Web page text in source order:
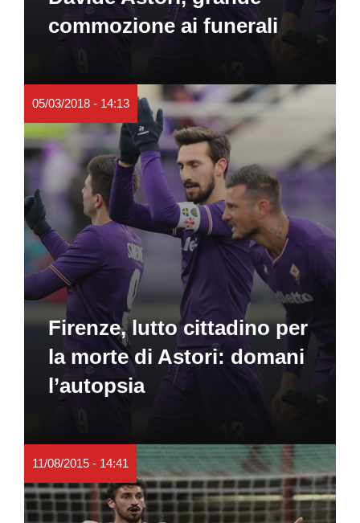
commozione ai funerali
05/03/2018 - 14:13
Firenze, lutto cittadino per
la morte di Astori: domani
l’autopsia
11/08/2015 - 14:41